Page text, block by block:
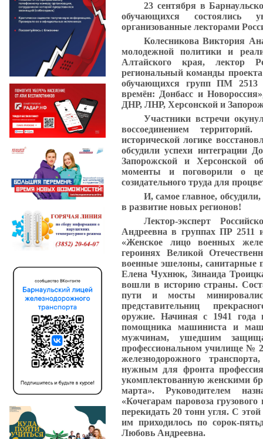
23 сентября в
обучающихся состоялись
организованные лекторами
Колесникова Виктория
молодежной политики и
Алтайского края, лектор
региональный команды
обучающихся групп ПМ
времён: Донбасс и
ДНР, ЛНР, Херсонской и
Участники встречи
воссоединением
исторической логике
обсудили успехи интеграции
Запорожской и Херcонской
моменты и поговорили о
созидательного труда для
И, самое главное,
в развитие новых регионов!
Лектор-эксперт
Андреевна в группах ПР
«Женское лицо военных
героинях Великой
военные эшелоны, санитарные
Елена Чухнюк, Зинаида
вошли в историю страны.
пути и мосты
представительниц
оружие. Начиная с 1941 года
помощника машиниста и
мужчинам, ушедшим
профессиональном училище №
железнодорожного
нужным для фронта
укомплектованную женскими
марта». Руководителем
«Кочегарам паровоза
перекидать 20 тонн угля. С
им приходилось по сорок-
Любовь Андреевна.